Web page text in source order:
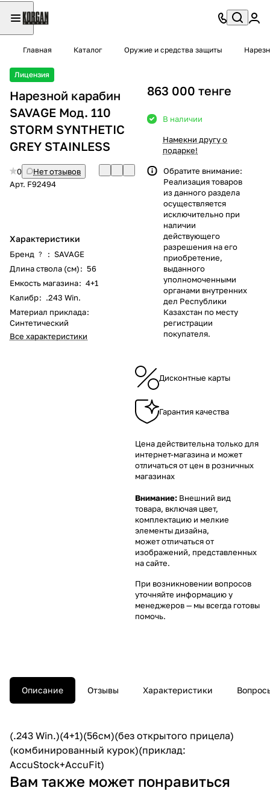
Главная Каталог Оружие и средства защиты
Лицензия
Нарезной карабин
SAVAGE Мод. 110
STORM SYNTHETIC
GREY STAINLESS
0
Нет отзывов
Арт. F92494
Характеристики
Бренд ? : SAVAGE
Длина ствола (см): 56
Емкость магазина: 4+1
Калибр: .243 Win.
Материал приклада:
Синтетический
Все характеристики
863 000 тенге
В наличии
Намекни другу о
подарке!
Обратите внимание:
Реализация товаров
из данного раздела
осуществляется
исключительно при
наличии
действующего
разрешения на его
приобретение,
выданного
уполномоченными
органами внутренних
дел Республики
Казахстан по месту
регистрации
покупателя.
Дисконтные карты
Гарантия качества
Цена действительна только для
интернет-магазина и может
отличаться от цен в розничных
магазинах
Внимание: Внешний вид
товара, включая цвет,
комплектацию и мелкие
элементы дизайна,
может отличаться от
изображений, представленных
на сайте.
При возникновении вопросов
уточняйте информацию у
менеджеров— мы всегда готовы
помочь.
Описание Отзывы Характеристики
(.243 Win.)(4+1)(56cм)(без открытого прицела)
(комбинированный курок)(приклад:
AccuStock+AccuFit)
Вам также может понравиться